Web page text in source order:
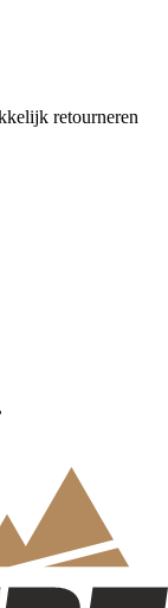
retourneren